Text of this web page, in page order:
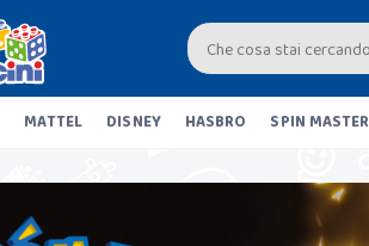
MATTEL DISNEY HASBRO SPIN MASTER